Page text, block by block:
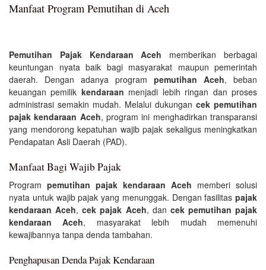
Manfaat Program Pemutihan di Aceh
Pemutihan Pajak Kendaraan Aceh memberikan berbagai
keuntungan nyata baik bagi masyarakat maupun pemerintah
daerah. Dengan adanya program pemutihan Aceh, beban
keuangan pemilik kendaraan menjadi lebih ringan dan proses
administrasi semakin mudah. Melalui dukungan cek pemutihan
pajak kendaraan Aceh, program ini menghadirkan transparansi
yang mendorong kepatuhan wajib pajak sekaligus meningkatkan
Pendapatan Asli Daerah (PAD).
Manfaat Bagi Wajib Pajak
Program pemutihan pajak kendaraan Aceh memberi solusi
nyata untuk wajib pajak yang menunggak. Dengan fasilitas pajak
kendaraan Aceh,cek pajak Aceh, dan cek pemutihan pajak
kendaraan Aceh, masyarakat lebih mudah memenuhi
kewajibannya tanpa denda tambahan.
Penghapusan Denda Pajak Kendaraan